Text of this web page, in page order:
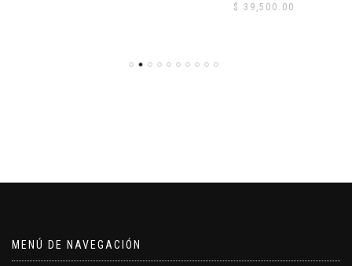
$ 39,500.00
MENÚ DE NAVEGACIÓN